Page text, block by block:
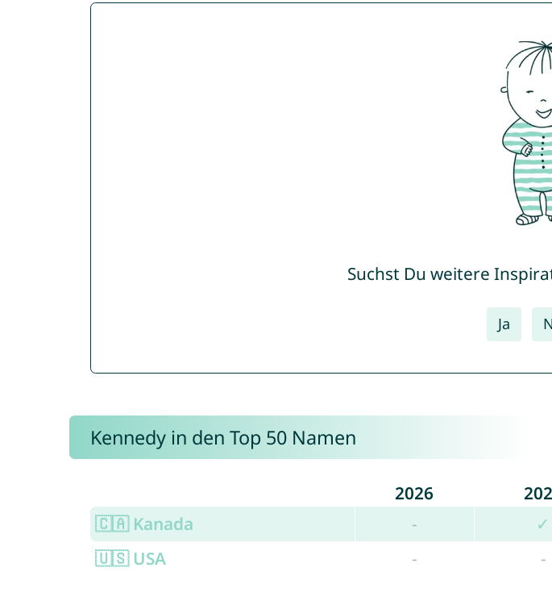
Suchst Du weitere
Ja
Kennedy in den Top 50 Namen
2026
🇨🇦 Kanada
- ✓
🇺🇸 USA
- -